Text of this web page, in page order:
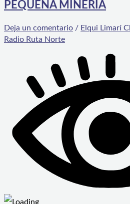
PEQUEÑA MINERÍA
Deja un comentario / Elqui Limarí
Radio Ruta Norte